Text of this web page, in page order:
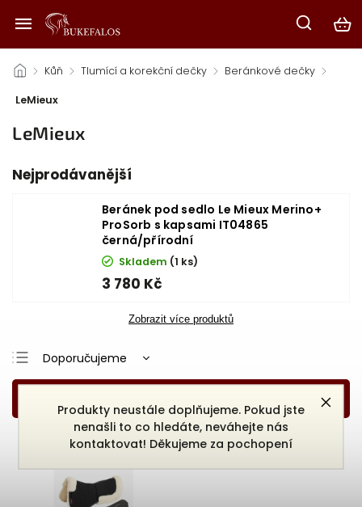
Produkty neustále doplňujeme. Pokud jste
nenašli to co hledáte, neváhejte nás
kontaktovat! Děkujeme za pochopení
/ Kůň / Tlumící a korekční dečky / Beránkové dečky /
LeMieux
LeMieux
Nejprodávanější
Beránek pod sedlo Le Mieux Merino+
ProSorb s kapsami IT04865
černá/přírodní
Skladem (1 ks)
3 780 Kč
Zobrazit více produktů
Doporučujeme
Nejlevnější
Nejdražší
Nejprodávanější